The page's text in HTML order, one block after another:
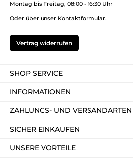
Montag bis Freitag, 08:00 - 16:30 Uhr
Oder über unser Kontaktformular.
Vertrag widerrufen
SHOP SERVICE
INFORMATIONEN
ZAHLUNGS- UND VERSANDARTEN
SICHER EINKAUFEN
UNSERE VORTEILE